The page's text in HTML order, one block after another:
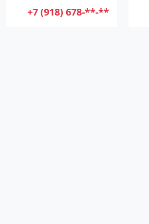
+7 (918) 678-**-**